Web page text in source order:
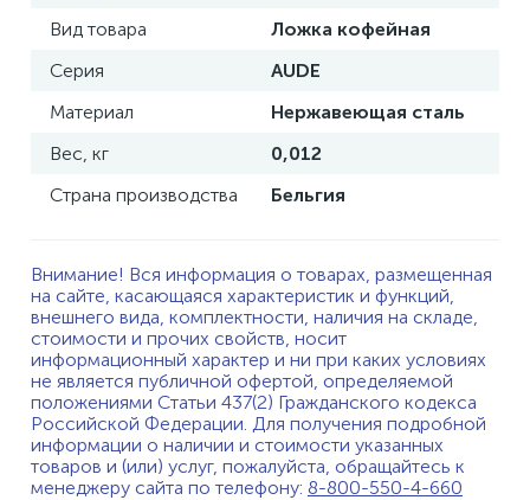
Вид товара
Ложка кофейная
Серия
AUDE
Материал
Нержавеющая сталь
Вес, кг
0,012
Страна производства
Бельгия
Внимание! Вся информация о товарах, размещенная
на сайте, касающаяся характеристик и функций,
внешнего вида, комплектности, наличия на складе,
стоимости и прочих свойств, носит
информационный характер и ни при каких условиях
не является публичной офертой, определяемой
положениями Статьи 437(2) Гражданского кодекса
Российской Федерации. Для получения подробной
информации о наличии и стоимости указанных
товаров и (или) услуг, пожалуйста, обращайтесь к
менеджеру сайта по телефону: 8-800-550-4-660